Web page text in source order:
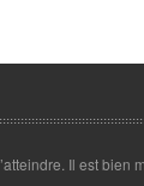
Il est bien